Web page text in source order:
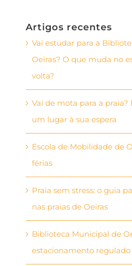
Artigos recentes
Vai estudar para a
Oeiras? O que muda no
volta?
Vai de mota para a praia?
um lugar à sua espera
Escola de Mobilidade de
férias
Praia sem stress: o guia
nas praias de Oeiras
Biblioteca Municipal de
estacionamento